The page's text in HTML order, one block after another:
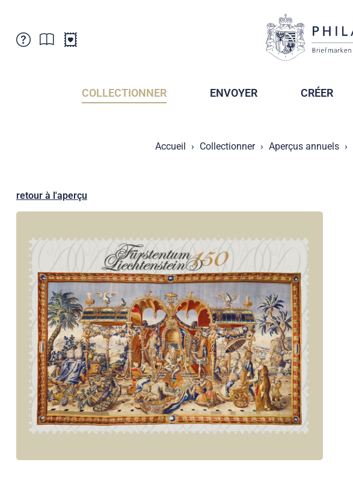
Points de vente
AbonnementCOLLECTIONNER ENVOYER CRÉER
Accueil Collectionner Aperçus annuels
retour à l'aperçu